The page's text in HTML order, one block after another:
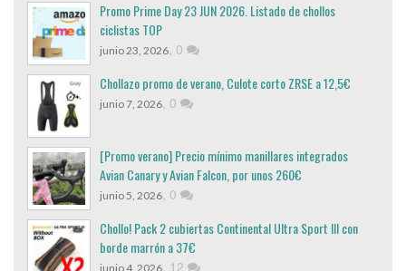
Promo Prime Day 23 JUN 2026. Listado de chollos
ciclistas TOP
junio 23, 2026, 0
Chollazo promo de verano, Culote corto ZRSE a 12,5€
junio 7, 2026, 0
[Promo verano] Precio mínimo manillares integrados
Avian Canary y Avian Falcon, por unos 260€
junio 5, 2026, 0
Chollo! Pack 2 cubiertas Continental Ultra Sport III con
borde marrón a 37€
junio 4, 2026 12